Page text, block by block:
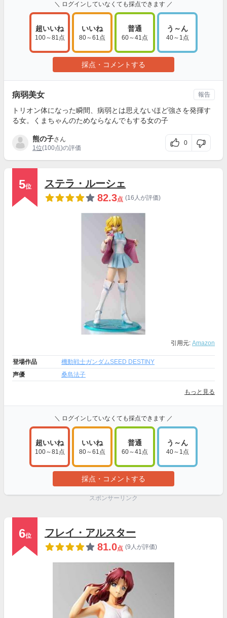
＼ ログインしていなくても採点できます ／
超いいね
100～81点
いいね
80～61点
普通
60～41点
う～ん
40～1点
採点・コメントする
病弱美女
トリオン体になった瞬間、病弱とは思えないほど強さを発揮す
る女。くまちゃんのためならなんでもする女の子
熊の子さん
1位(100点)の評価
0
報告
5位
ステラ・ルーシェ
82.3点 (16人が評価)
引用元: Amazon
登場作品
機動戦士ガンダムSEED DESTINY
声優
桑島法子
もっと見る
＼ ログインしていなくても採点できます ／
超いいね
100～81点
いいね
80～61点
普通
60～41点
う～ん
40～1点
採点・コメントする
スポンサーリンク
6位
フレイ・アルスター
81.0点 (9人が評価)